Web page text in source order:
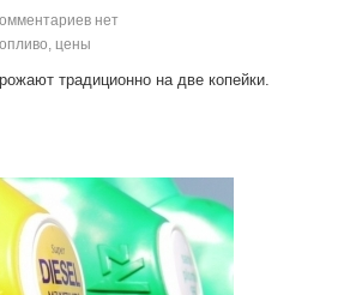
нет
цены
традиционно на две копейки.